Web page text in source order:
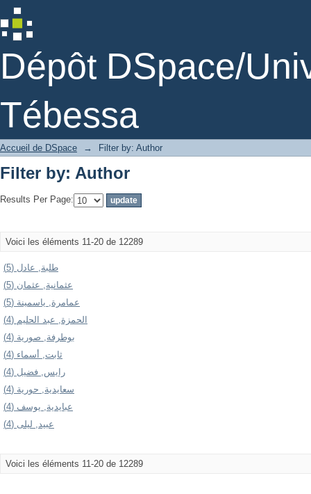
Dépôt DSpace/
Tébessa
Filter by: Author
Accueil de DSpace → Filter by: Author
Filter by: Author
Results Per Page:
Voici les éléments 11-20 de 12289
طلبة, عادل (5)
عثمانية, عثمان (5)
عمامرة, ياسمينة (5)
الحمزة, عبد الحليم (4)
بوطرفة, صورية (4)
ثابت, أسماء (4)
رايس, فضيل (4)
سعايدية, حورية (4)
عبايدية, يوسف (4)
عبيد, ليلى (4)
Voici les éléments 11-20 de 12289